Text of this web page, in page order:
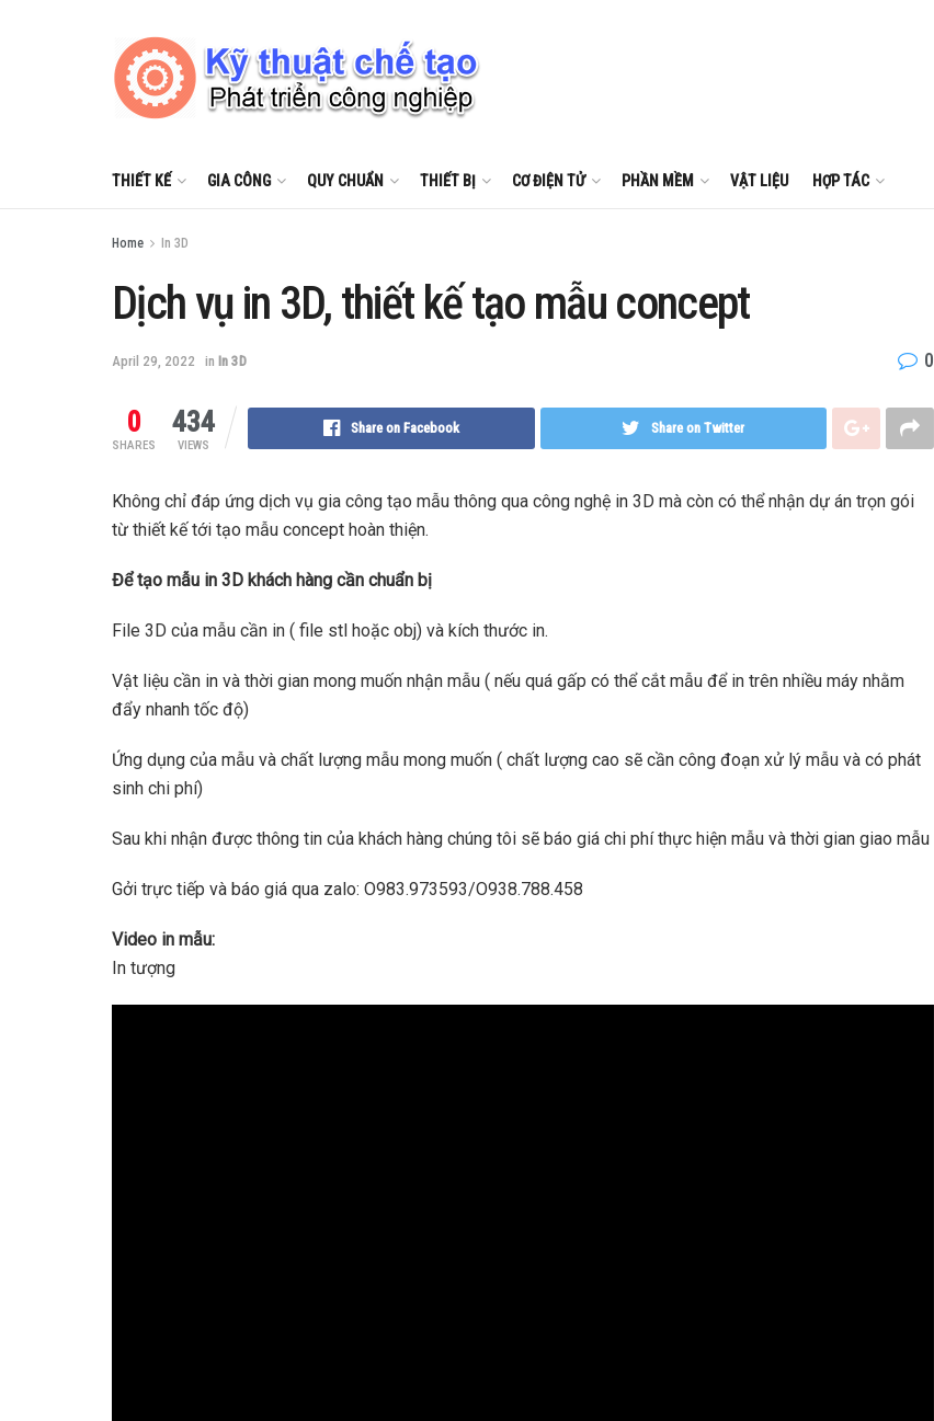
THIẾT KẾ GIA CÔNG QUY CHUẨN THIẾT BỊ CƠ ĐIỆN TỬ PHẦN MỀM VẬT LIỆU HỢP TÁC
Home In 3D
Dịch vụ in 3D, thiết kế tạo mẫu concept
April 29, 2022 in In 3D 0
0
SHARES
434
VIEWS
Share on Facebook Share on Twitter
Không chỉ đáp ứng dịch vụ gia công tạo mẫu thông qua công nghệ in 3D mà còn có thể nhận dự án trọn gói
từ thiết kế tới tạo mẫu concept hoàn thiện.
Để tạo mẫu in 3D khách hàng cần chuẩn bị
File 3D của mẫu cần in ( file stl hoặc obj) và kích thước in.
Vật liệu cần in và thời gian mong muốn nhận mẫu ( nếu quá gấp có thể cắt mẫu để in trên nhiều máy nhằm
đẩy nhanh tốc độ)
Ứng dụng của mẫu và chất lượng mẫu mong muốn ( chất lượng cao sẽ cần công đoạn xử lý mẫu và có phát
sinh chi phí)
Sau khi nhận được thông tin của khách hàng chúng tôi sẽ báo giá chi phí thực hiện mẫu và thời gian giao mẫu
Gởi trực tiếp và báo giá qua zalo: O983.973593/O938.788.458
Video in mẫu:
In tượng